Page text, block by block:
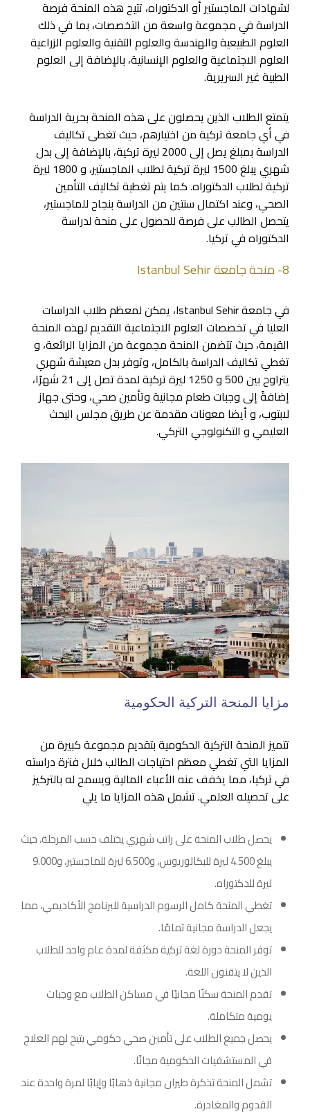
لشهادات الماجستير أو الدكتوراه، تتيح هذه المنحة فرصة
الدراسة في مجموعة واسعة من التخصصات، بما في ذلك
العلوم الطبيعية والهندسة والعلوم التقنية والعلوم الزراعية
العلوم الاجتماعية والعلوم الإنسانية، بالإضافة إلى العلوم
الطبية غير السريرية.
يتمتع الطلاب الذين يحصلون على هذه المنحة بحرية الدراسة
في أي جامعة تركية من اختيارهم، حيث تغطى تكاليف
الدراسة بمبلغ يصل إلى 2000 ليرة تركية، بالإضافة إلى بدل
شهري يبلغ 1500 ليرة تركية لطلاب الماجستير، و 1800 ليرة
تركية لطلاب الدكتوراه. كما يتم تغطية تكاليف التأمين
الصحي، وعند اكتمال سنتين من الدراسة بنجاح للماجستير،
يتحصل الطالب على فرصة للحصول على منحة لدراسة
الدكتوراه في تركيا.
8- منحة جامعة Istanbul Sehir
في جامعة Istanbul Sehir، يمكن لمعظم طلاب الدراسات
العليا في تخصصات العلوم الاجتماعية التقديم لهذه المنحة
القيمة، حيث تتضمن المنحة مجموعة من المزايا الرائعة، و
تغطي تكاليف الدراسة بالكامل، وتوفر بدل معيشة شهري
يتراوح بين 500 و 1250 ليرة تركية لمدة تصل إلى 21 شهرًا،
إضافةً إلى وجبات طعام مجانية وتأمين صحي، وحتى جهاز
لابتوب، و أيضا معونات مقدمة عن طريق مجلس البحث
العليمي و التكنولوجي التركي.
مزايا المنحة التركية الحكومية
تتميز المنحة التركية الحكومية بتقديم مجموعة كبيرة من
المزايا التي تغطي معظم احتياجات الطالب خلال فترة دراسته
في تركيا، مما يخفف عنه الأعباء المالية ويسمح له بالتركيز
على تحصيله العلمي. تشمل هذه المزايا ما يلي
يحصل طلاب المنحة على راتب شهري يختلف حسب المرحلة، حيث
يبلغ 4.500 ليرة للبكالوريوس، و6.500 ليرة للماجستير، و9.000
ليرة للدكتوراه.
تغطي المنحة كامل الرسوم الدراسية للبرنامج الأكاديمي، مما
يجعل الدراسة مجانية تمامًا.
توفر المنحة دورة لغة تركية مكثفة لمدة عام واحد للطلاب
الذين لا يتقنون اللغة.
تقدم المنحة سكنًا مجانيًا في مساكن الطلاب مع وجبات
يومية متكاملة.
يحصل جميع الطلاب على تأمين صحي حكومي يتيح لهم العلاج
في المستشفيات الحكومية مجانًا.
تشمل المنحة تذكرة طيران مجانية ذهابًا وإيابًا لمرة واحدة عند
القدوم والمغادرة.